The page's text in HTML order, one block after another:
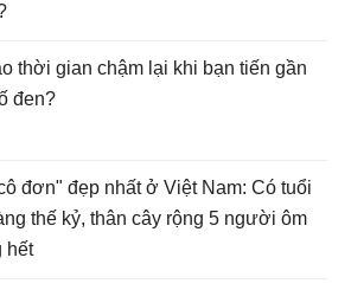
thời gian chậm lại khi bạn tiến gần
đen?
đơn" đẹp nhất ở Việt Nam: Có tuổi
thế kỷ, thân cây rộng 5 người ôm
hết